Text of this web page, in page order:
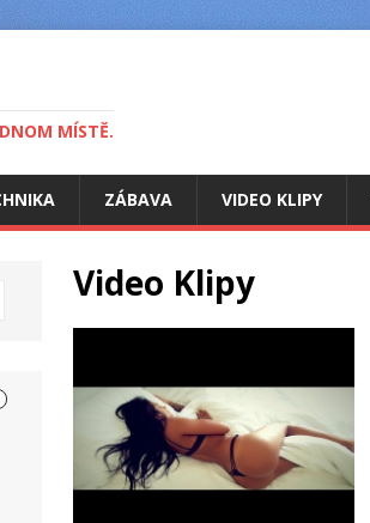
MÍSTĚ.
ZÁBAVA VIDEO KLIPY
Video Klipy